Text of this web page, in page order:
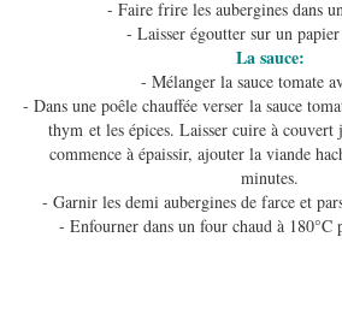
- Faire frire les aubergines dans
- Laisser égoutter sur un
La sauce:
- Mélanger la sauce tomate
- Dans une poêle chauffée verser la sauce
thym et les épices. Laisser cuire à couvert
commence à épaissir, ajouter la viande
minutes.
- Garnir les demi aubergines de farce et
- Enfourner dans un four chaud à 180°C